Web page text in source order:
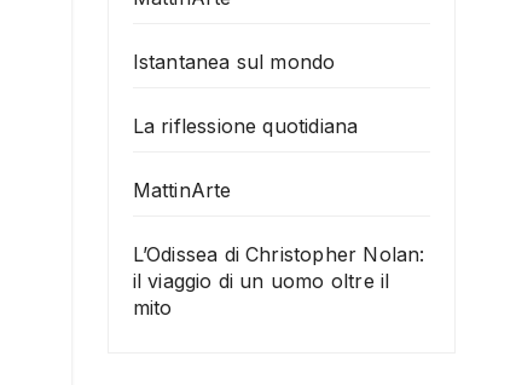
Istantanea sul mondo
La riflessione quotidiana
MattinArte
L’Odissea di Christopher Nolan:
il viaggio di un uomo oltre il
mito